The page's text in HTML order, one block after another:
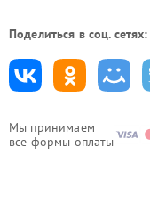
Мы принимаем
все формы оплаты
Поделиться в соц. сетях: